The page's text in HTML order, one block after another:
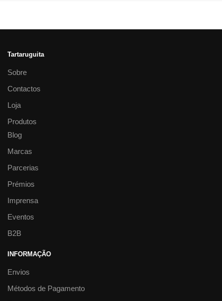
Tartaruguita
Sobre
Contactos
Loja
Produtos
Blog
Marcas
Parcerias
Prémios
Imprensa
Eventos
B2B
INFORMAÇÃO
Envios
Métodos de Pagamento